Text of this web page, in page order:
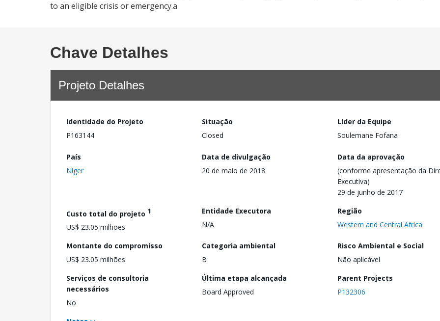
to an eligible crisis or emergency.a
Chave Detalhes
Projeto Detalhes
Identidade do Projeto
P163144
Situação
Closed
Líder da Equipe
Soulemane Fofana
País
Níger
Data de divulgação
20 de maio de 2018
Data da aprovação
(conforme apresentação da
Executiva)
29 de junho de 2017
Custo total do projeto 1
US$ 23.05 milhões
Entidade Executora
N/A
Região
Western and Central Africa
Montante do compromisso
US$ 23.05 milhões
Categoria ambiental
B
Risco Ambiental e Social
Não aplicável
Serviços de consultoria
necessários
No
Última etapa alcançada
Board Approved
Parent Projects
P132306